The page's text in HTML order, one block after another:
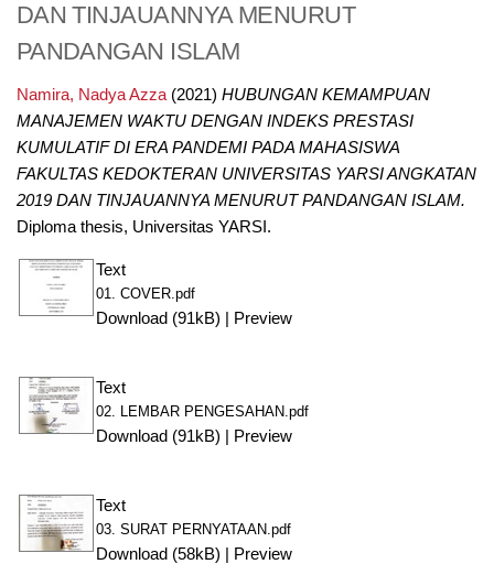
DAN TINJAUANNYA MENURUT
PANDANGAN ISLAM
Namira, Nadya Azza(2021) HUBUNGAN KEMAMPUAN
MANAJEMEN WAKTU DENGAN INDEKS PRESTASI
KUMULATIF DI ERA PANDEMI PADA MAHASISWA
FAKULTAS KEDOKTERAN UNIVERSITAS YARSI ANGKATAN
2019 DAN TINJAUANNYA MENURUT PANDANGAN ISLAM.
Diploma thesis, Universitas YARSI.
Text
01. COVER.pdf
Download (91kB) Preview
Text
02. LEMBAR PENGESAHAN.pdf
Download (91kB) Preview
Text
03. SURAT PERNYATAAN.pdf
Download (58kB) Preview